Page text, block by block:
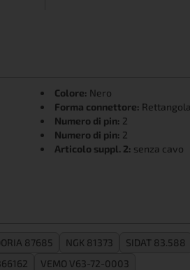
Colore: Nero
Forma connettore:
Numero di pin: 2
Numero di pin: 2
Articolo suppl. 2: senza cavo
87685 NGK 81373 SIDAT 83.588
VEMO V63-72-0003